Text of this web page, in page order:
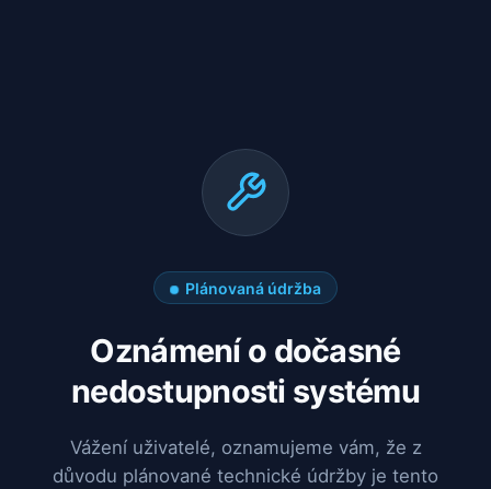
Plánovaná údržba
Oznámení o dočasné
nedostupnosti systému
Vážení uživatelé, oznamujeme vám, že z
důvodu plánované technické údržby je tento